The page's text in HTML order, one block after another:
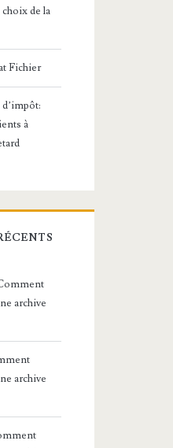
choix de la
Fichier
à
archive
archive